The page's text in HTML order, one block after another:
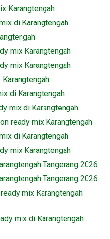
Karangtengah
di Karangtengah
mix Karangtengah
mix Karangtengah
di Karangtengah
mix di Karangtengah
ready mix Karangtengah
di Karangtengah
mix Karangtengah
Tangerang 2026
Tangerang 2026
mix Karangtengah
mix di Karangtengah